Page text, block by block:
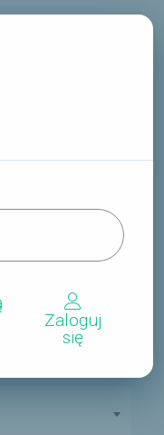
Ci zawsze
Zaloguj
się